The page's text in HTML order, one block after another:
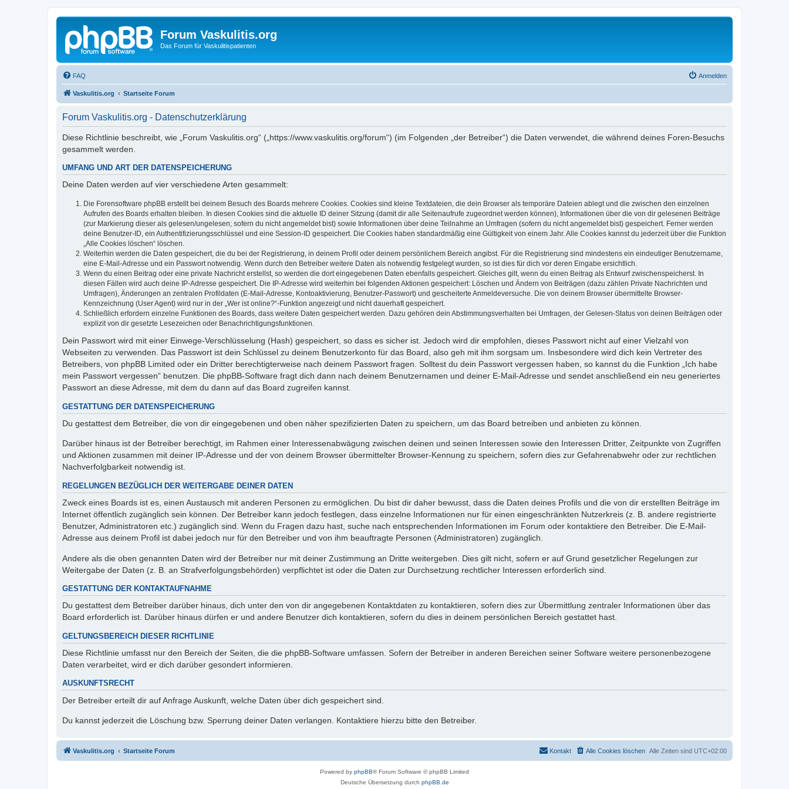
Forum Vaskulitis.org
Das Forum für Vaskulitispatienten
FAQ Anmelden
Vaskulitis.org Startseite Forum
Forum Vaskulitis.org - Datenschutzerklärung
Diese Richtlinie beschreibt, wie „Forum Vaskulitis.org“ („https://www.vaskulitis.org/forum“) (im Folgenden „der Betreiber“) die Daten verwendet, die während deines Foren-Besuchs
gesammelt werden.
UMFANG UND ART DER DATENSPEICHERUNG
Deine Daten werden auf vier verschiedene Arten gesammelt:
Die Forensoftware phpBB erstellt bei deinem Besuch des Boards mehrere Cookies. Cookies sind kleine Textdateien, die dein Browser als temporäre Dateien ablegt und die zwischen den einzelnen
Aufrufen des Boards erhalten bleiben. In diesen Cookies sind die aktuelle ID deiner Sitzung (damit dir alle Seitenaufrufe zugeordnet werden können), Informationen über die von dir gelesenen Beiträge
(zur Markierung dieser als gelesen/ungelesen; sofern du nicht angemeldet bist) sowie Informationen über deine Teilnahme an Umfragen (sofern du nicht angemeldet bist) gespeichert. Ferner werden
deine Benutzer-ID, ein Authentifizierungsschlüssel und eine Session-ID gespeichert. Die Cookies haben standardmäßig eine Gültigkeit von einem Jahr. Alle Cookies kannst du jederzeit über die Funktion
„Alle Cookies löschen“ löschen.
Weiterhin werden die Daten gespeichert, die du bei der Registrierung, in deinem Profil oder deinem persönlichem Bereich angibst. Für die Registrierung sind mindestens ein eindeutiger Benutzername,
eine E-Mail-Adresse und ein Passwort notwendig. Wenn durch den Betreiber weitere Daten als notwendig festgelegt wurden, so ist dies für dich vor deren Eingabe ersichtlich.
Wenn du einen Beitrag oder eine private Nachricht erstellst, so werden die dort eingegebenen Daten ebenfalls gespeichert. Gleiches gilt, wenn du einen Beitrag als Entwurf zwischenspeicherst. In
diesen Fällen wird auch deine IP-Adresse gespeichert. Die IP-Adresse wird weiterhin bei folgenden Aktionen gespeichert: Löschen und Ändern von Beiträgen (dazu zählen Private Nachrichten und
Umfragen), Änderungen an zentralen Profildaten (E-Mail-Adresse, Kontoaktivierung, Benutzer-Passwort) und gescheiterte Anmeldeversuche. Die von deinem Browser übermittelte Browser-
Kennzeichnung (User Agent) wird nur in der „Wer ist online?“-Funktion angezeigt und nicht dauerhaft gespeichert.
Schließlich erfordern einzelne Funktionen des Boards, dass weitere Daten gespeichert werden. Dazu gehören dein Abstimmungsverhalten bei Umfragen, der Gelesen-Status von deinen Beiträgen oder
explizit von dir gesetzte Lesezeichen oder Benachrichtigungsfunktionen.
Dein Passwort wird mit einer Einwege-Verschlüsselung (Hash) gespeichert, so dass es sicher ist. Jedoch wird dir empfohlen, dieses Passwort nicht auf einer Vielzahl von
Webseiten zu verwenden. Das Passwort ist dein Schlüssel zu deinem Benutzerkonto für das Board, also geh mit ihm sorgsam um. Insbesondere wird dich kein Vertreter des
Betreibers, von phpBB Limited oder ein Dritter berechtigterweise nach deinem Passwort fragen. Solltest du dein Passwort vergessen haben, so kannst du die Funktion „Ich habe
mein Passwort vergessen“ benutzen. Die phpBB-Software fragt dich dann nach deinem Benutzernamen und deiner E-Mail-Adresse und sendet anschließend ein neu generiertes
Passwort an diese Adresse, mit dem du dann auf das Board zugreifen kannst.
GESTATTUNG DER DATENSPEICHERUNG
Du gestattest dem Betreiber, die von dir eingegebenen und oben näher spezifizierten Daten zu speichern, um das Board betreiben und anbieten zu können.
Darüber hinaus ist der Betreiber berechtigt, im Rahmen einer Interessenabwägung zwischen deinen und seinen Interessen sowie den Interessen Dritter, Zeitpunkte von Zugriffen
und Aktionen zusammen mit deiner IP-Adresse und der von deinem Browser übermittelter Browser-Kennung zu speichern, sofern dies zur Gefahrenabwehr oder zur rechtlichen
Nachverfolgbarkeit notwendig ist.
REGELUNGEN BEZÜGLICH DER WEITERGABE DEINER DATEN
Zweck eines Boards ist es, einen Austausch mit anderen Personen zu ermöglichen. Du bist dir daher bewusst, dass die Daten deines Profils und die von dir erstellten Beiträge im
Internet öffentlich zugänglich sein können. Der Betreiber kann jedoch festlegen, dass einzelne Informationen nur für einen eingeschränkten Nutzerkreis (z. B. andere registrierte
Benutzer, Administratoren etc.) zugänglich sind. Wenn du Fragen dazu hast, suche nach entsprechenden Informationen im Forum oder kontaktiere den Betreiber. Die E-Mail-
Adresse aus deinem Profil ist dabei jedoch nur für den Betreiber und von ihm beauftragte Personen (Administratoren) zugänglich.
Andere als die oben genannten Daten wird der Betreiber nur mit deiner Zustimmung an Dritte weitergeben. Dies gilt nicht, sofern er auf Grund gesetzlicher Regelungen zur
Weitergabe der Daten (z. B. an Strafverfolgungsbehörden) verpflichtet ist oder die Daten zur Durchsetzung rechtlicher Interessen erforderlich sind.
GESTATTUNG DER KONTAKTAUFNAHME
Du gestattest dem Betreiber darüber hinaus, dich unter den von dir angegebenen Kontaktdaten zu kontaktieren, sofern dies zur Übermittlung zentraler Informationen über das
Board erforderlich ist. Darüber hinaus dürfen er und andere Benutzer dich kontaktieren, sofern du dies in deinem persönlichen Bereich gestattet hast.
GELTUNGSBEREICH DIESER RICHTLINIE
Diese Richtlinie umfasst nur den Bereich der Seiten, die die phpBB-Software umfassen. Sofern der Betreiber in anderen Bereichen seiner Software weitere personenbezogene
Daten verarbeitet, wird er dich darüber gesondert informieren.
AUSKUNFTSRECHT
Der Betreiber erteilt dir auf Anfrage Auskunft, welche Daten über dich gespeichert sind.
Du kannst jederzeit die Löschung bzw. Sperrung deiner Daten verlangen. Kontaktiere hierzu bitte den Betreiber.
Vaskulitis.org Startseite Forum Alle Zeiten sind UTC+02:00
Alle Cookies löschen
Kontakt
Powered by phpBB® Forum Software © phpBB Limited
Deutsche Übersetzung durch phpBB.de